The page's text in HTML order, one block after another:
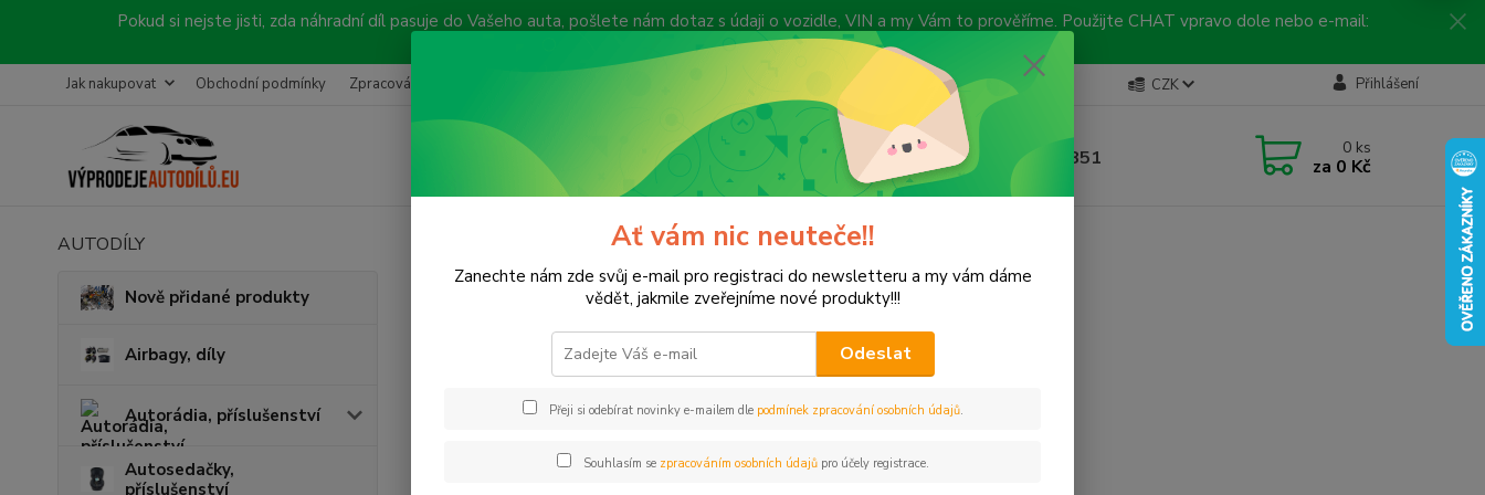
Pokud si nejste jisti, zda náhradní díl pasuje do Vašeho auta, pošlete nám dotaz s údaji o vozidle, VIN a my Vám to prověříme. Použijte CHAT vpravo dole nebo e-mail:
vyprodejeautodilu@centrum.cz
Jak nakupovat Obchodní podmínky Zpracování objednávky Vyhledat díl dle VIN kódu Kontakty CZK Přihlášení
Hledat
Zákaznická linka
+420 792 217 851
(Po-Pá, 9-16 hod.)
0 ks
za 0 Kč
AUTODÍLY
Nově přidané produkty
Airbagy, díly
Autorádia, příslušenství
Autosedačky,
příslušenství
Blinkry a přední světla
Blinkry a přední světla
V této kategorii nebylo nalezeno žádné zboží.
Ať vám nic neuteče!!
Zanechte nám zde svůj e-mail pro registraci do newsletteru a my vám dáme
vědět, jakmile zveřejníme nové produkty!!!
Odeslat
Přeji si odebírat novinky e-mailem dle podmínek zpracování osobních údajů.
Souhlasím se zpracováním osobních údajůpro účely registrace.